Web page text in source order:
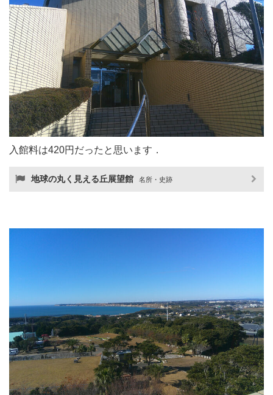
入館料は420円だったと思います．
地球の丸く見える丘展望館 名所・史跡